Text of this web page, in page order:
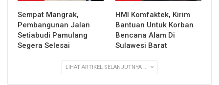
Sempat Mangrak,
Pembangunan Jalan
Setiabudi Pamulang
Segera Selesai
HMI Komfaktek, Kirim
Bantuan Untuk Korban
Bencana Alam Di
Sulawesi Barat
LIHAT ARTIKEL SELANJUTNYA ...